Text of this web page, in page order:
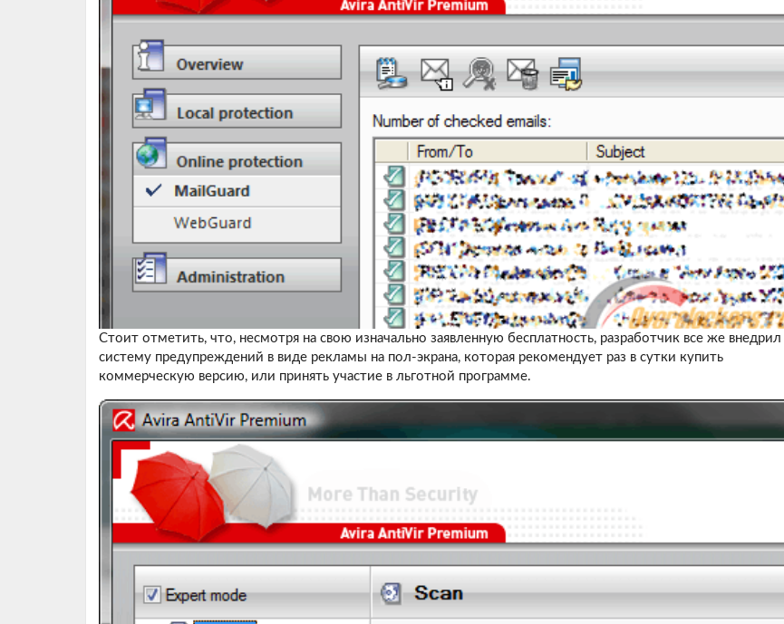
Стоит отметить, что, несмотря на свою изначально заявленную бесплатность, разработчик все же внедрил
систему предупреждений в виде рекламы на пол-экрана, которая рекомендует раз в сутки купить
коммерческую версию, или принять участие в льготной программе.